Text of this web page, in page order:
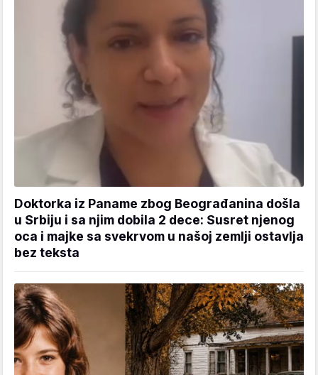
Doktorka iz Paname zbog Beograđanina došla
u Srbiju i sa njim dobila 2 dece: Susret njenog
oca i majke sa svekrvom u našoj zemlji ostavlja
bez teksta